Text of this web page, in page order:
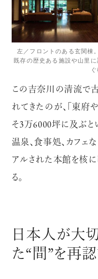
左／フロントのある玄関棟
既存の歴史ある施設や山里
この吉奈川の清流で
れてきたのが、「東府
そ3万6000坪に及ぶと
温泉、食事処、カフェ
アルされた本館を核
る。
日本人が大
た“間”を再